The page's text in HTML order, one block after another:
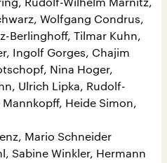
Wolfgang Condrus,
Berlinghoff, Tilmar Kuhn,
Ingolf Gorges, Chajim
Nina Hoger,
Ulrich Lipka, Rudolf-
Heide Simon,
Mario Schneider
Sabine Winkler, Hermann